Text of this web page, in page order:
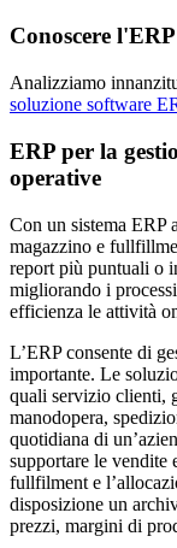
Conoscere l'ERP
Analizziamo
soluzione software
ERP per la
operative
Con un sistema ERP
magazzino e
report più puntuali o
migliorando i
efficienza le attività
L’ERP consente di
importante. Le
quali servizio clienti,
manodopera,
quotidiana di
supportare le vendite
fullfilment e
disposizione un
prezzi, margini di